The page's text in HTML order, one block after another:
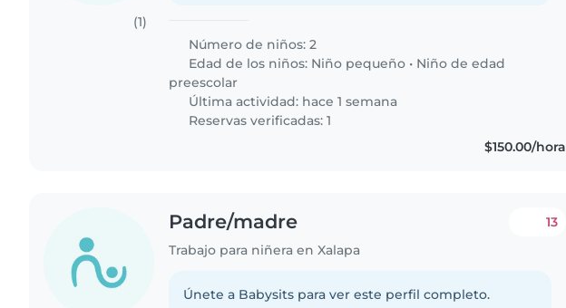
(1)
Número de niños: 2
Edad de los niños: Niño pequeño • Niño de edad
preescolar
Última actividad: hace 1 semana
Reservas verificadas: 1
$150.00/hora
Padre/madre
Trabajo para niñera en Xalapa
13
Únete a Babysits para ver este perfil completo.